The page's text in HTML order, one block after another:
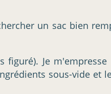
un sac bien
Je
sous-vide et